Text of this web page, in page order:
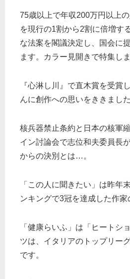
75歳以上で年収200万円以上
を現行の1割から2割に倍増す
な法案を閣議決定し、国会に
ます。カラー見開きで特集しま
『心淋し川』で直木賞を受賞
んに創作への思いをききました
核兵器禁止条約と日本の核軍
イン討論会で志位和夫委員長
からの決別とは…。
「この人に聞きたい」は昨年
ンキングで3冠を達成した作家
「健康らいふ」は「ヒートシ
ツは、イタリアのトップリー
です。